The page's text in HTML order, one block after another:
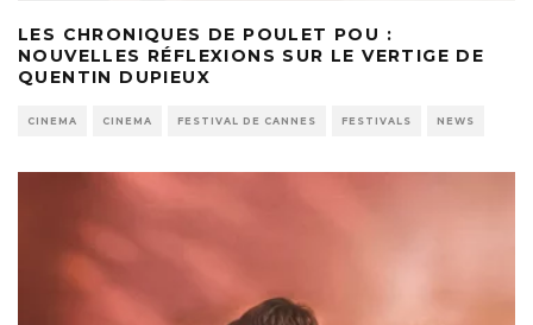
LES CHRONIQUES DE POULET POU :
NOUVELLES RÉFLEXIONS SUR LE VERTIGE DE
QUENTIN DUPIEUX
CINEMA CINEMA FESTIVAL DE CANNES FESTIVALS NEWS